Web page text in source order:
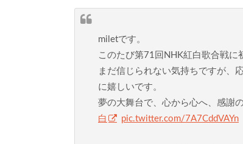
miletです。
このたび第71回NHK紅白歌合戦に
まだ信じられない気持ちですが、
に嬉しいです。
夢の大舞台で、心から心へ、感謝
白
pic.twitter.com/7A7CddVAYn